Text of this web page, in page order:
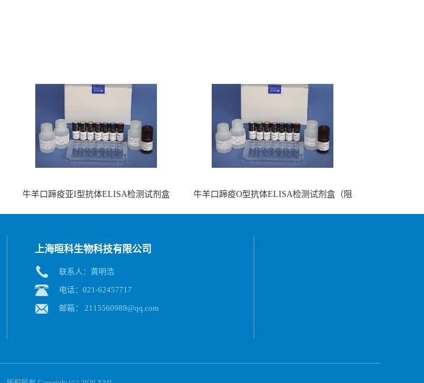
牛羊口蹄疫亚I型抗体ELISA检测试剂盒
牛羊口蹄疫O型抗体ELISA检测试剂盒（阻
上海晅科生物科技有限公司
联系人：黄明浩
电话：021-62457717
邮箱： 2115560989@qq.com